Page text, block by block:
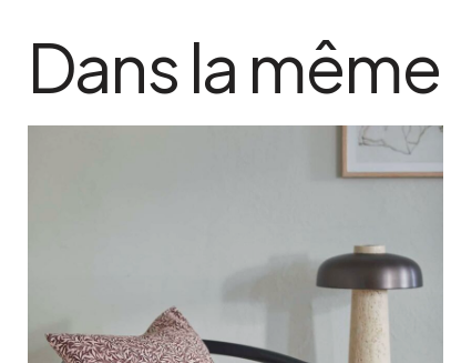
Dans la même